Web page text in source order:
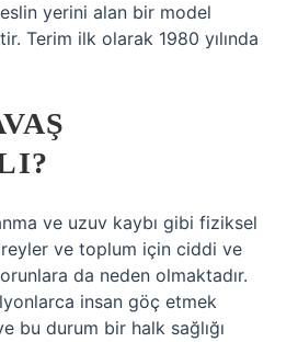
yerini alan bir model
Terim ilk olarak 1980 yılında
ve uzuv kaybı gibi fiziksel
ve toplum için ciddi ve
da neden olmaktadır.
insan göç etmek
bu durum bir halk sağlığı